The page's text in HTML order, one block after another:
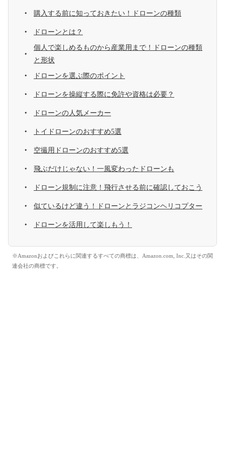
購入する前に知っておきたい！ドローンの種類
ドローンとは？
個人で楽しめるものから産業用まで！ドローンの種類
と形状
ドローンを選ぶ際のポイント
ドローンを操縦する際に免許や資格は必要？
ドローンの人気メーカー
トイドローンのおすすめ5選
空撮用ドローンのおすすめ5選
飛ぶだけじゃない！一風変わったドローンも
ドローン規制に注意！飛行させる前に確認しておこう
似ているけど違う！ドローンとラジコンヘリコプター
ドローンを活用して楽しもう！
※Amazonおよびこれらに関連するすべての商標は、Amazon.com, Inc.又はその関
連会社の商標です。